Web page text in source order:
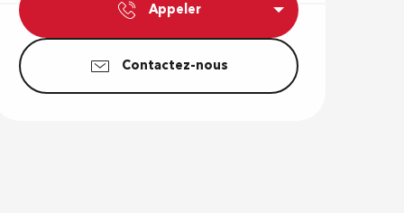
Appeler
Contactez-nous